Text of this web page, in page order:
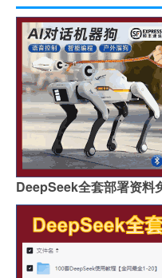
DeepSeek全套部署资料